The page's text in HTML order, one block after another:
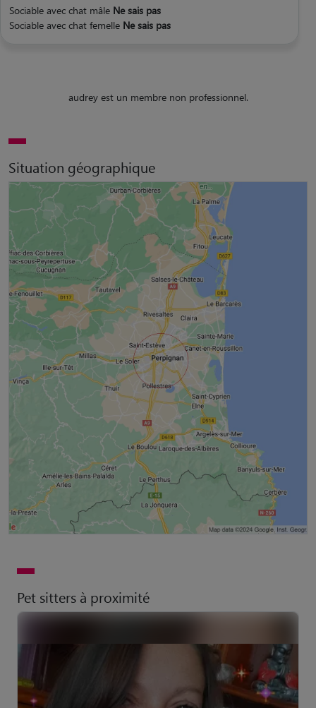
Sociable avec chat mâle Ne sais pas
Sociable avec chat femelle Ne sais pas
audrey est un membre non professionnel.
Situation géographique
Pet sitters à proximité